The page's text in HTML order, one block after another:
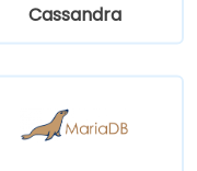
Cassandra